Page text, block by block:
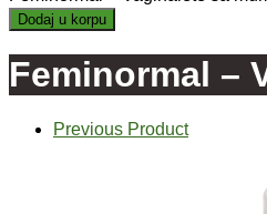
Dodaj u korpu
Feminormal –
Previous Product